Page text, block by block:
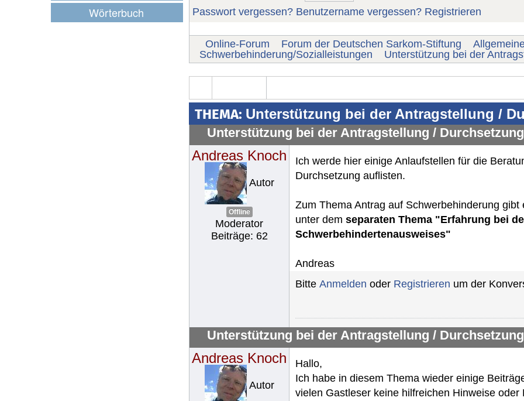
Wörterbuch
Passwort vergessen? Benutzername vergessen? Registrieren
Online-Forum Forum der Deutschen Sarkom-Stiftung
Schwerbehinderung/Sozialleistungen
Unterstützung bei der
THEMA: Unterstützung bei der Antragstellung /
Unterstützung bei der Antragstellung / Durchsetzung
Andreas Knoch
Autor
Offline
Moderator
Beiträge: 62
Ich werde hier einige Anlaufstellen für die
Durchsetzung auflisten.
Zum Thema Antrag auf Schwerbehinderung
unter dem separaten Thema "Erfahrung bei
Schwerbehindertenausweises"
Andreas
Bitte Anmelden oder Registrieren um der
Unterstützung bei der Antragstellung / Durchsetzung
Andreas Knoch
Autor
Hallo,
Ich habe in diesem Thema wieder einige
vielen Gastleser keine hilfreichen Hinweise oder